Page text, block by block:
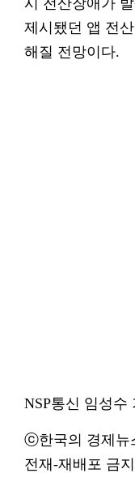
시 전산장애가
제시됐던 앱 전
해질 전망이다.
NSP통신 임성수
ⓒ한국의 경제뉴
전재-재배포 금